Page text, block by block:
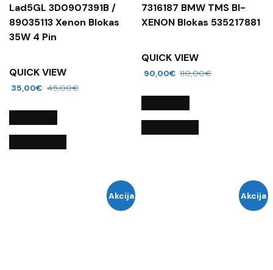
Lad5GL 3D0907391B /
89035113 Xenon Blokas
35W 4 Pin
QUICK VIEW
35,00€ 45,00€
7316187 BMW TMS BI-
XENON Blokas 535217881
QUICK VIEW
90,00€ 110,00€
Akcija Akcija